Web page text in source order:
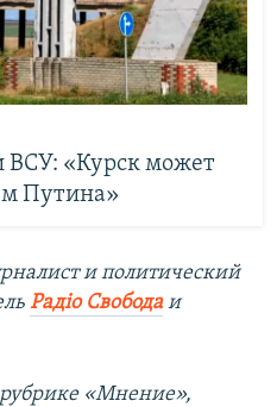
ВСУ: «Курск может
Путина»
и политический
Радіо Свободаи
«Мнение»,